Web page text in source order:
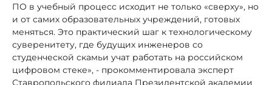
ПО в учебный процесс исходит не только «сверху», но
и от самих образовательных учреждений, готовых
меняться. Это практический шаг к технологическому
суверенитету, где будущих инженеров со
студенческой скамьи учат работать на российском
цифровом стеке», - прокомментировала эксперт
Ставропольского филиала Президентской академии